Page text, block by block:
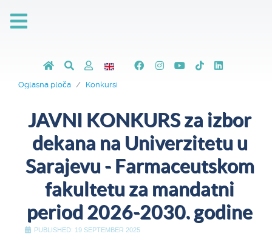
Oglasna ploča Konkursi
JAVNI KONKURS za izbor
dekana na Univerzitetu u
Sarajevu - Farmaceutskom
fakultetu za mandatni
period 2026-2030. godine
PUBLISHED: 19 SEPTEMBER 2025